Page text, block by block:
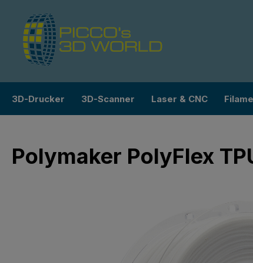
Hauptinhalt springen
Zur Suche springen
Zur Hauptnavigation springen
3D-Drucker 3D-Scanner Laser & CNC
Polymaker PolyFlex